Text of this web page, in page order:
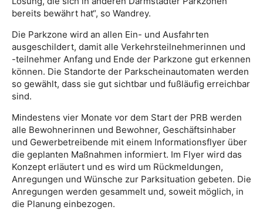
bereits bewährt hat“, so Wandrey.
Die Parkzone wird an allen Ein- und Ausfahrten
ausgeschildert, damit alle Verkehrsteilnehmerinnen und
-teilnehmer Anfang und Ende der Parkzone gut erkennen
können. Die Standorte der Parkscheinautomaten werden
so gewählt, dass sie gut sichtbar und fußläufig erreichbar
sind.
Mindestens vier Monate vor dem Start der PRB werden
alle Bewohnerinnen und Bewohner, Geschäftsinhaber
und Gewerbetreibende mit einem Informationsflyer über
die geplanten Maßnahmen informiert. Im Flyer wird das
Konzept erläutert und es wird um Rückmeldungen,
Anregungen und Wünsche zur Parksituation gebeten. Die
Anregungen werden gesammelt und, soweit möglich, in
die Planung einbezogen.